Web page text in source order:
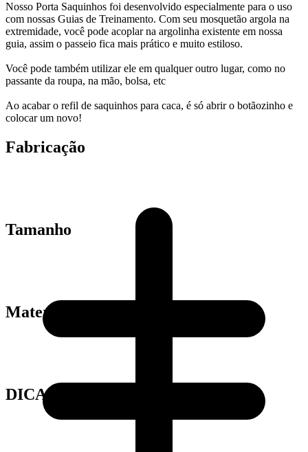
Nosso Porta Saquinhos foi desenvolvido especialmente para o uso
com nossas Guias de Treinamento. Com seu mosquetão argola na
extremidade, você pode acoplar na argolinha existente em nossa
guia, assim o passeio fica mais prático e muito estiloso.
Você pode também utilizar ele em qualquer outro lugar, como no
passante da roupa, na mão, bolsa, etc
Ao acabar o refil de saquinhos para caca, é só abrir o botãozinho e
colocar um novo!
Fabricação
Tamanho
Material
DICAS